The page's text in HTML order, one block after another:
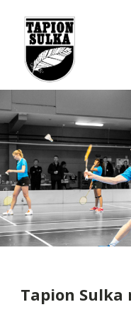
Tapion